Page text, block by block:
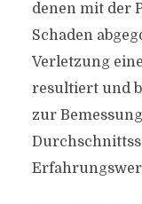
denen mit der
Schaden
Verletzung
resultiert und
zur